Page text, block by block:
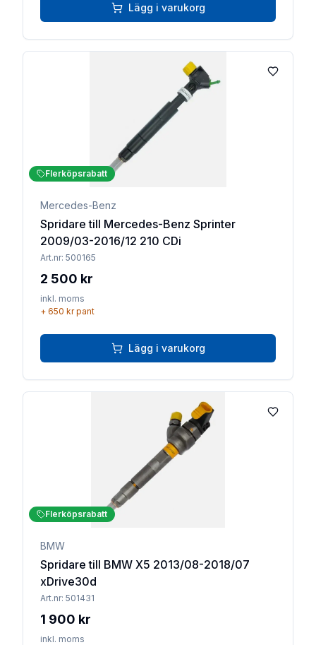
Lägg i varukorg
Lägg till
Flerköpsrabatt
Mercedes-Benz
Spridare till Mercedes-Benz Sprinter
2009/03-2016/12 210 CDi
Art.nr: 500165
2 500 kr
inkl. moms
+ 650 krpant
Lägg i varukorg
Lägg till
Flerköpsrabatt
BMW
Spridare till BMW X5 2013/08-2018/07
xDrive30d
Art.nr: 501431
1 900 kr
inkl. moms